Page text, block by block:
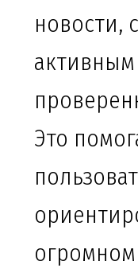
новости,
Это